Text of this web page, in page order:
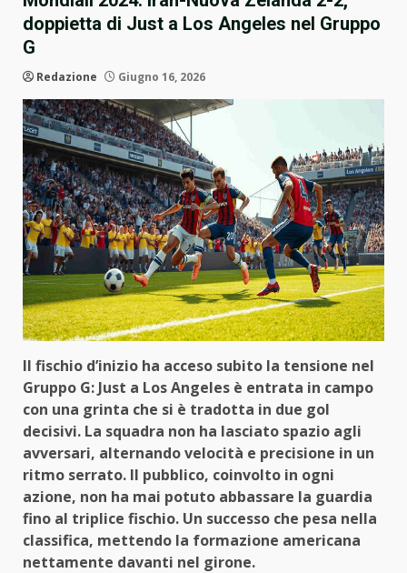
doppietta di Just a Los Angeles nel Gruppo
G
Redazione Giugno 16, 2026
Il fischio d’inizio ha acceso subito la tensione nel
Gruppo G: Just a Los Angeles è entrata in campo
con una grinta che si è tradotta in due gol
decisivi. La squadra non ha lasciato spazio agli
avversari, alternando velocità e precisione in un
ritmo serrato. Il pubblico, coinvolto in ogni
azione, non ha mai potuto abbassare la guardia
fino al triplice fischio. Un successo che pesa nella
classifica, mettendo la formazione americana
nettamente davanti nel girone.